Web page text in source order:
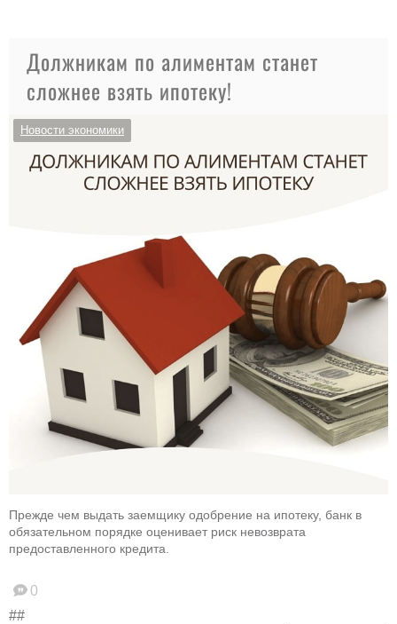
Должникам по алиментам станет
сложнее взять ипотеку!
Новости экономики
Прежде чем выдать заемщику одобрение на ипотеку, банк в
обязательном порядке оценивает риск невозврата
предоставленного кредита.
0
##